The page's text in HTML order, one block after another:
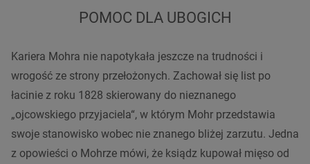
POMOC DLA UBOGICH
Kariera Mohra nie napotykała jeszcze na trudności i
wrogość ze strony przełożonych. Zachował się list po
łacinie z roku 1828 skierowany do nieznanego
„ojcowskiego przyjaciela“, w którym Mohr przedstawia
swoje stanowisko wobec nie znanego bliżej zarzutu. Jedna
z opowieści o Mohrze mówi, że ksiądz kupował mięso od